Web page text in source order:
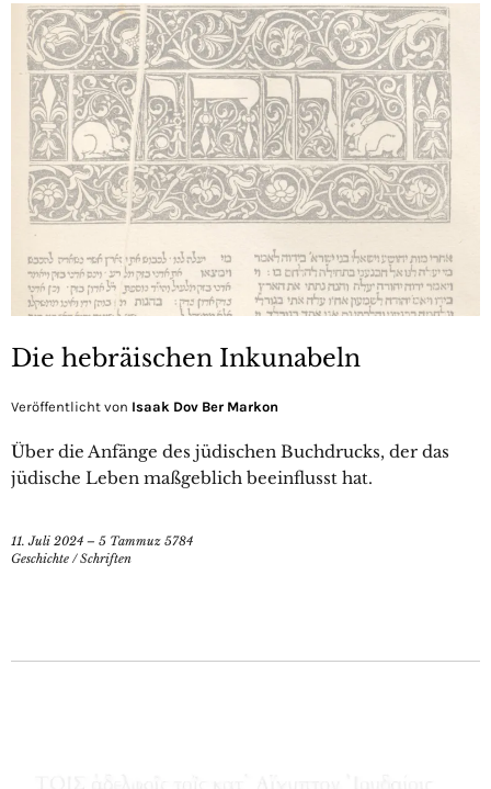
Die hebräischen Inkunabeln
Veröffentlicht von Isaak Dov Ber Markon
Über die Anfänge des jüdischen Buchdrucks, der das
jüdische Leben maßgeblich beeinflusst hat.
11. Juli 2024 – 5 Tammuz 5784
Geschichte /Schriften